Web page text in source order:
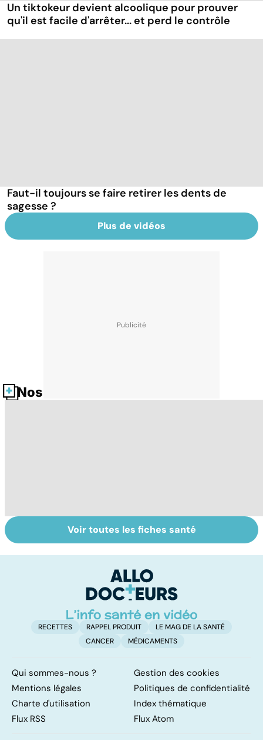
Un tiktokeur devient alcoolique pour prouver
qu'il est facile d'arrêter... et perd le contrôle
Faut-il toujours se faire retirer les dents de
sagesse ?
Plus de vidéos
Nos fiches santé
Santé des
jeunes : quel rôle
Automutilation :
des ados en
Voir toutes les fiches santé
RECETTES RAPPEL PRODUIT
LE MAG DE LA SANTÉ
CANCER
MÉDICAMENTS
Qui sommes-nous ?
Gestion des cookies
Mentions légales
Politiques de confidentialité
Charte d'utilisation
Index thématique
Flux RSS
Flux Atom